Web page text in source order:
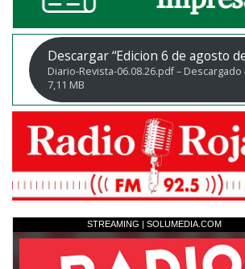
Descargar “Edicion 6 de agosto
Diario-Revista-06.08.26.pdf – Descargado
7,11 MB